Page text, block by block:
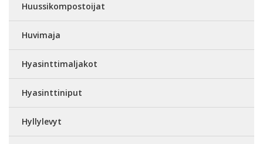
Huussikompostoijat
Huvimaja
Hyasinttimaljakot
Hyasinttiniput
Hyllylevyt